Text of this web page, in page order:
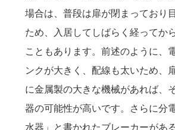
場合は、普段は扉が閉まっており
ため、入居してしばらく経ってか
こともあります。前述のように、
ンクが大きく、配線も太いため、
に金属製の大きな機械があれば、
器の可能性が高いです。さらに分
水器」と書かれたブレーカーがあ